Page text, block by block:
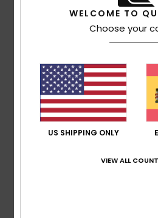
Características
100% nailon [95 g/m2]
Cintura:cintura elástica con
botón
Bolsillos:bolsillos laterales y
Otros:estampado frontal
WELCOME TO
Choose your
US SHIPPING ONLY
VIEW ALL